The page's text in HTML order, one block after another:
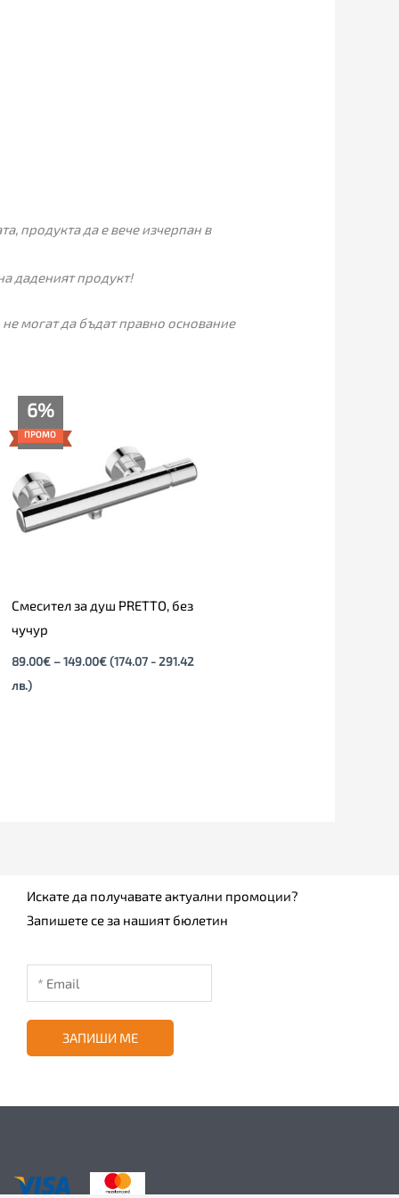
продукта да е вече изчерпан в
даденият продукт!
могат да бъдат правно основание
6%
ПРОМО
Смесител за душ PRETTO, без
чучур
89.00€ – 149.00€
through
149.00€
(174.07 - 291.42
лв.)
Искате да получавате актуални промоции?
Запишете се за нашият бюлетин
ЗАПИШИ МЕ